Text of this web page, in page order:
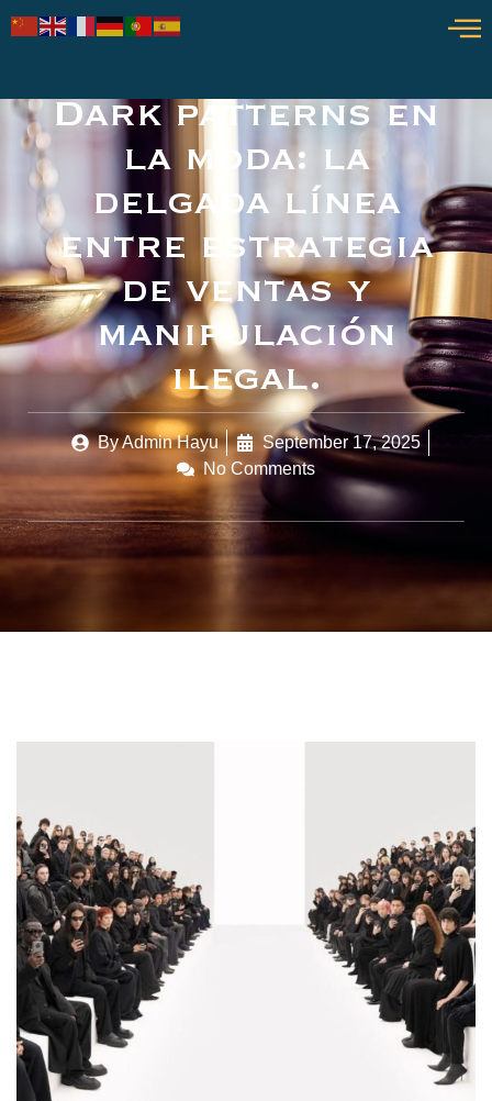
Dark patterns en
la moda: la
delgada línea
entre estrategia
de ventas y
manipulación
ilegal.
ByAdmin Hayu
September 17, 2025
No Comments